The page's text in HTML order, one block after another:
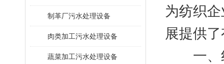
制革厂污水处理设备
肉类加工污水处理设备
蔬菜加工污水处理设备
为纺织
展提供
一、纺